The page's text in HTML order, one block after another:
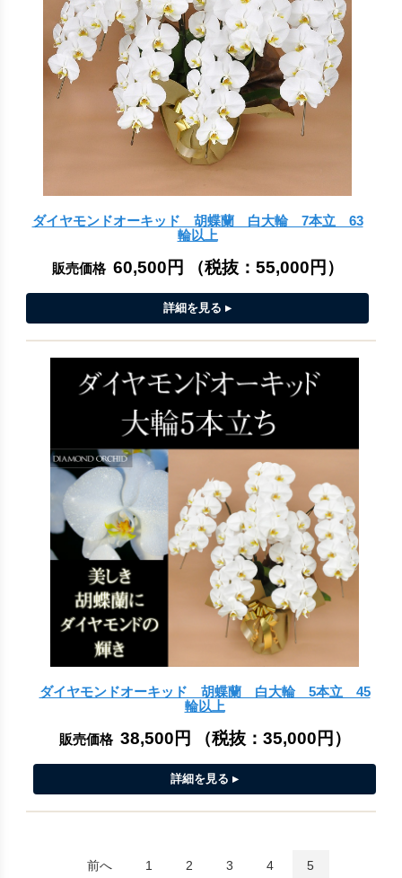
ダイヤモンドオーキッド 胡蝶蘭 白大輪 7本立 63
輪以上
販売価格 60,500円 （税抜： 55,000円 ）
ダイヤモンドオーキッド 胡蝶蘭 白大輪 5本立 45
輪以上
販売価格 38,500円 （税抜： 35,000円 ）
前へ 1 2 3 4 5